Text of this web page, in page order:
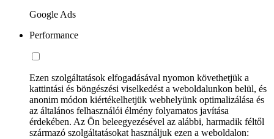
Google Ads
Performance
Ezen szolgáltatások elfogadásával nyomon követhetjük a
kattintási és böngészési viselkedést a weboldalunkon belül, és
anonim módon kiértékelhetjük webhelyünk optimalizálása és
az általános felhasználói élmény folyamatos javítása
érdekében. Az Ön beleegyezésével az alábbi, harmadik féltől
származó szolgáltatásokat használjuk ezen a weboldalon: